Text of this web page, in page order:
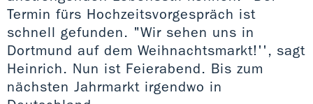
Termin fürs Hochzeitsvorgespräch ist
schnell gefunden. "Wir sehen uns in
Dortmund auf dem Weihnachtsmarkt!'', sagt
Heinrich. Nun ist Feierabend. Bis zum
nächsten Jahrmarkt irgendwo in